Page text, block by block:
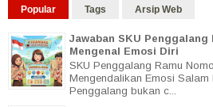
Popular Tags Arsip Web
Jawaban SKU Penggalang
Mengenal Emosi Diri
SKU Penggalang Ramu
Mengendalikan Emosi
Penggalang bukan c...